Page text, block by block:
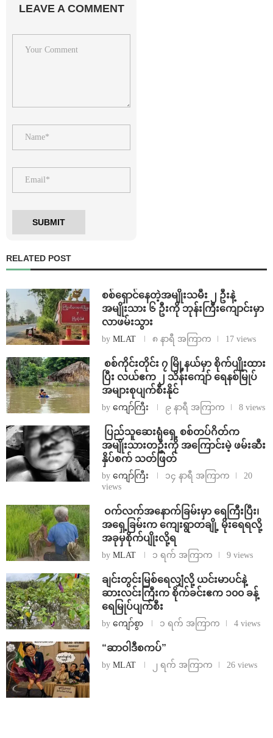
LEAVE A COMMENT
RELATED POST
⁨စစ်ရှောင်နေတဲ့အမျိုးသမီး ၂ ဦးနဲ့
အမျိုးသား ၆ ဦးကို ဘုန်းကြီးကျောင်းမှာ
လာဖမ်းသွား
by MLAT ၈ နာရီ အကြာက 17 views
⁩ ⁨စစ်ကိုင်းတိုင်း ၇ မြို့နယ်မှာ စိုက်ပျိုးထား
ပြီး လယ်ဧက ၂ သိန်း​ကျော် ရေနစ်မြုပ်
အများစုပျက်စီးနိုင်
by ကျော်ကြီး ၉ နာရီ အကြာက 8 views
⁩ ⁨ပြည်သူဆေးရုံရှေ့ စစ်တပ်ဂိတ်က
အမျိုးသားတဦးကို အကြောင်းမဲ့ ဖမ်းဆီး
နှိပ်စက် သတ်ဖြတ်
by ကျော်ကြီး ၁၄ နာရီ အကြာက
20
views
⁩ ⁨ဝက်လက်အနောက်ခြမ်းမှာ ရေကြီးပြီး၊
အရှေ့ခြမ်းက ကျေးရွာတချို့ မိုးရေရလို့
အခုမှစိုက်ပျိုးလို့ရ
by MLAT ၁ ရက် အကြာက 9 views
ချင်းတွင်းမြစ်ရေလျှံလို့ ယင်းမာပင်နဲ့
ဆားလင်းကြီးက စိုက်ခင်းဧက ၁၀၀ ခန့်
ရေမြုပ်ပျက်စီး
by ကျော်စွာ ၁ ရက် အကြာက 4 views
“ဆာဝါဒီစကပ်”
by MLAT ၂ ရက် အကြာက 26 views